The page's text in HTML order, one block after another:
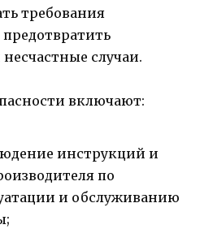
требования
случаи.
включают:
инструкций и
по
и обслуживанию